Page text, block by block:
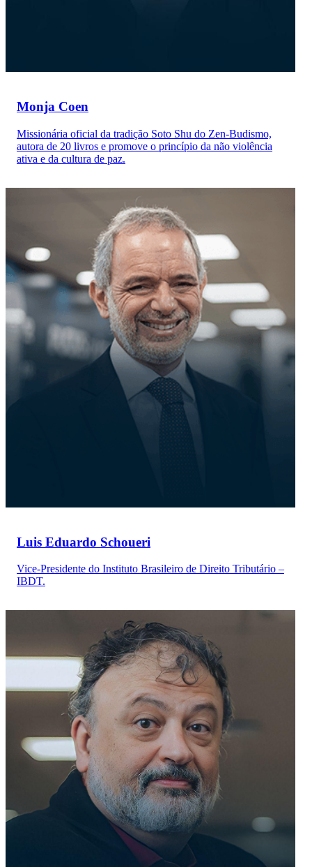
Monja Coen
Missionária oficial da tradição Soto Shu do Zen-Budismo,
autora de 20 livros e promove o princípio da não violência
ativa e da cultura de paz.
Luis Eduardo Schoueri
Vice-Presidente do Instituto Brasileiro de Direito Tributário –
IBDT.